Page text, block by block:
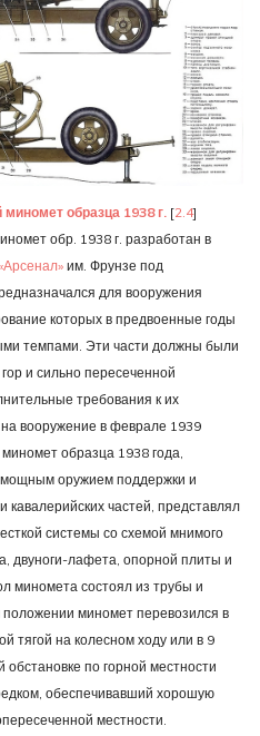
образца 1938 г. [2.4]
обр. 1938 г. разработан в
им. Фрунзе под
для вооружения
которых в предвоенные годы
темпами. Эти части должны были
и сильно пересеченной
требования к их
вооружение в феврале 1939
образца 1938 года,
оружием поддержки и
кавалерийских частей, представлял
системы со схемой мнимого
двуноги-лафета, опорной плиты и
миномета состоял из трубы и
миномет перевозился в
тягой на колесном ходу или в 9
по горной местности
обеспечивавший хорошую
местности.